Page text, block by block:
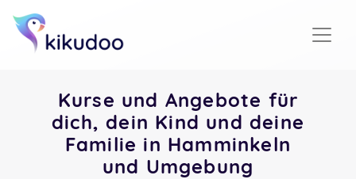
Kurse und Angebote für
dich, dein Kind und deine
Familie in Hamminkeln
und Umgebung